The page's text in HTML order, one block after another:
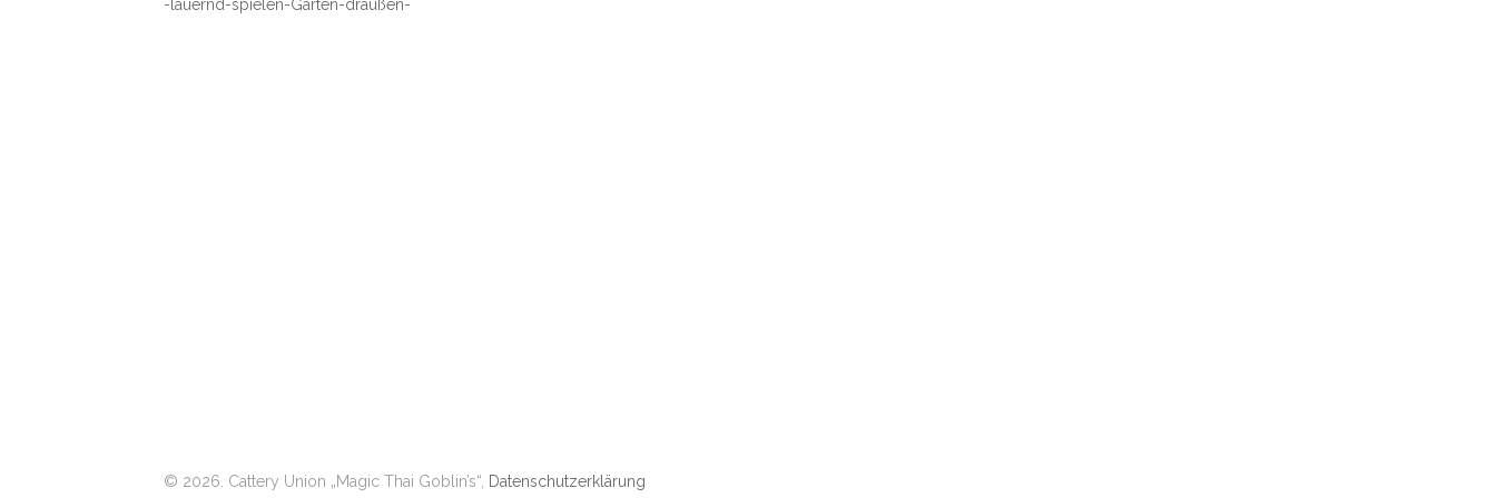
-lauernd-spielen-Garten-draußen-
© 2026. Cattery Union „Magic Thai Goblin’s“, Datenschutzerklärung